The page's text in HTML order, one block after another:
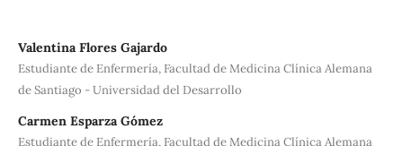
Valentina Flores Gajardo
Estudiante de Enfermería, Facultad de Medicina Clínica Alemana
de Santiago - Universidad del Desarrollo
Carmen Esparza Gómez
Estudiante de Enfermería, Facultad de Medicina Clínica Alemana